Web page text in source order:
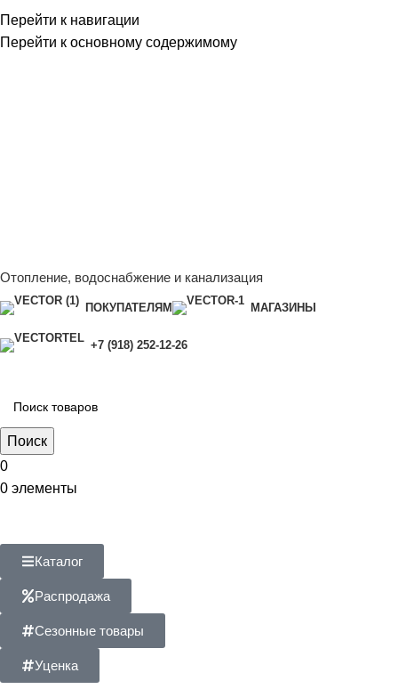
Перейти к навигации
Перейти к основному содержимому
Отопление, водоснабжение и канализация
ПОКУПАТЕЛЯМ МАГАЗИНЫ
+7 (918) 252-12-26
Поиск
0
0 элементы
Каталог
Распродажа
Сезонные товары
Уценка